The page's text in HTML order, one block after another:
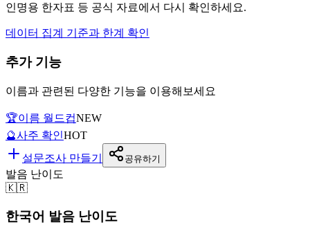
인명용 한자표 등 공식 자료에서 다시 확인하세요.
데이터 집계 기준과 한계 확인
추가 기능
이름과 관련된 다양한 기능을 이용해보세요
🏆이름 월드컵NEW
🔮사주 확인HOT
설문조사 만들기
공유하기
발음 난이도
🇰🇷
한국어 발음 난이도